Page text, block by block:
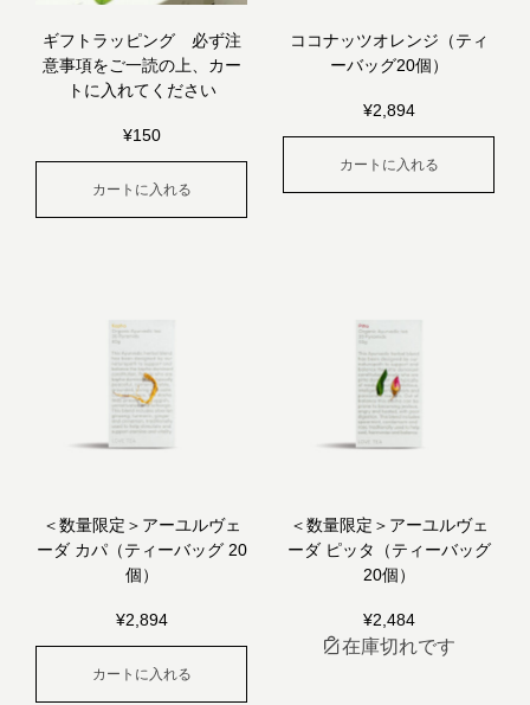
ギフトラッピング 必ず注
意事項をご一読の上、カー
トに入れてください
¥150
カートに入れる
ココナッツオレンジ（ティ
ーバッグ20個）
¥2,894
カートに入れる
＜数量限定＞アーユルヴェ
ーダ カパ（ティーバッグ 20
個）
¥2,894
カートに入れる
＜数量限定＞アーユルヴェ
ーダ ピッタ（ティーバッグ
20個）
¥2,484
在庫切れです